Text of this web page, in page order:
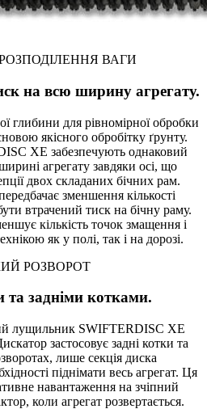
ВАГИ
на всю ширину агрегату.
глибини для рівномірної обробки
якісного обробітку ґрунту.
XE забезпечують однаковий
агрегату завдяки осі, що
двох складаних бічних рам.
зменшення кількості
втрачений тиск на бічну раму.
кількість точок змащення і
як у полі, так і на дорозі.
РОЗВОРОТ
задніми котками.
лущильник SWIFTERDISC XE
застосовує задні котки та
лише секція диска
піднімати весь агрегат. Ця
навантаження на зчіпний
коли агрегат розвертається.